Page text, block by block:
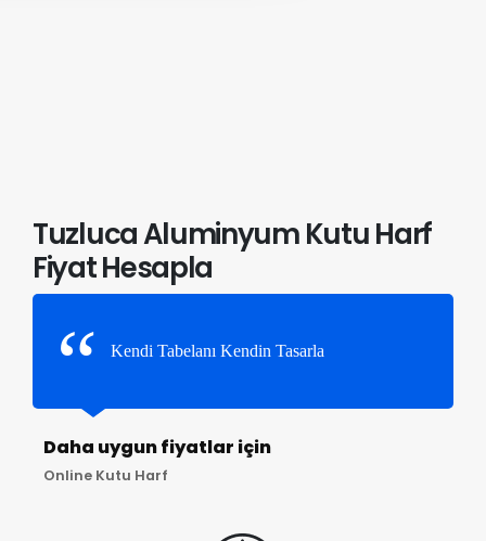
Tuzluca Aluminyum Kutu Harf
Fiyat Hesapla
Kendi Tabelanı Kendin Tasarla
Daha uygun fiyatlar için
Online Kutu Harf